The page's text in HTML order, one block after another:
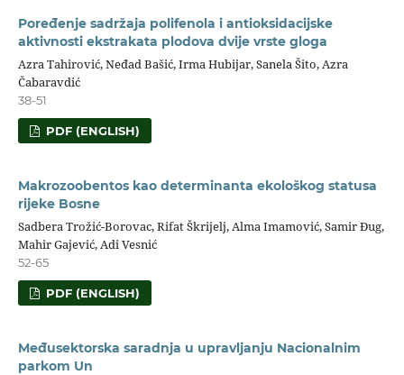
Poređenje sadržaja polifenola i antioksidacijske
aktivnosti ekstrakata plodova dvije vrste gloga
Azra Tahirović, Neđad Bašić, Irma Hubijar, Sanela Šito, Azra
Čabaravdić
38-51
PDF (ENGLISH)
Makrozoobentos kao determinanta ekološkog statusa
rijeke Bosne
Sadbera Trožić-Borovac, Rifat Škrijelj, Alma Imamović, Samir Đug,
Mahir Gajević, Adi Vesnić
52-65
PDF (ENGLISH)
Međusektorska saradnja u upravljanju Nacionalnim
parkom Un